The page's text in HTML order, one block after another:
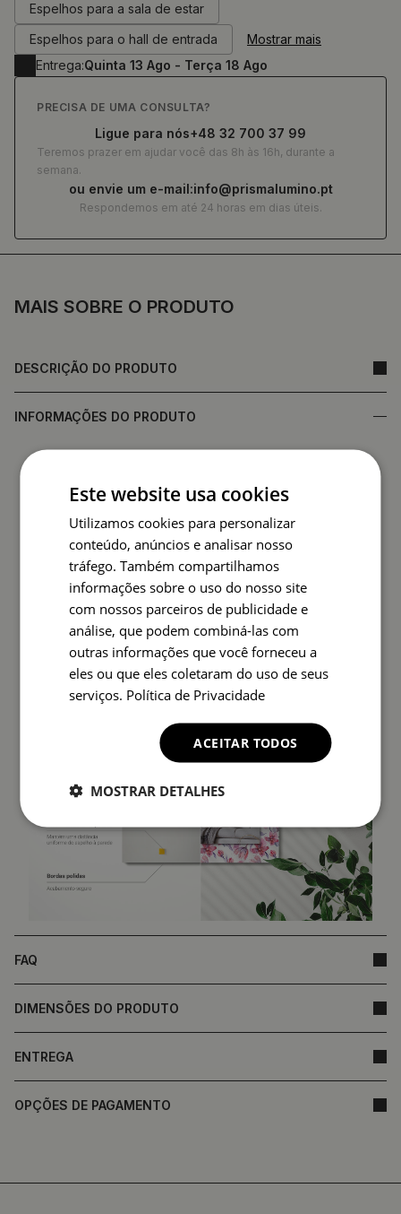
MAIS SOBRE O PRODUTO
DESCRIÇÃO DO PRODUTO
INFORMAÇÕES DO PRODUTO
resistência a danos
Espelho fabricado na Polónia
• Garantia do fabricante
• Prazo de entrega rápido
A parte de trás do espelho (película de proteção) pode
diferir em cor da apresentada na oferta. Tal facto não
afecta a qualidade do produto nem constitui
fundamento para reclamação.
FAQ
DIMENSÕES DO PRODUTO
ENTREGA
OPÇÕES DE PAGAMENTO
Espelhos para a sala de estar
Espelhos para o hall de entrada
Mostrar mais
Entrega:Quinta 13 Ago - Terça 18 Ago
PRECISA DE UMA CONSULTA?
Ligue para nós+48 32 700 37 99
Teremos prazer em ajudar você das 8h às 16h, durante a
semana.
ou envie um e-mail:info@prismalumino.pt
Respondemos em até 24 horas em dias úteis.
Este website usa cookies
Utilizamos cookies para personalizar
conteúdo, anúncios e analisar nosso
tráfego. Também compartilhamos
informações sobre o uso do nosso site
com nossos parceiros de publicidade e
análise, que podem combiná-las com
outras informações que você forneceu a
eles ou que eles coletaram do uso de seus
serviços. Política de Privacidade
ACEITAR TODOS
MOSTRAR DETALHES